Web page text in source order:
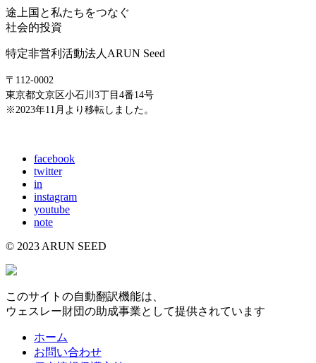
途上国と私たちをつなぐ
社会的投資
特定非営利活動法人ARUN Seed
〒112-0002
東京都文京区小石川3丁目4番14号
※2023年11月より移転しました。
facebook
twitter
in
instagram
youtube
note
© 2023 ARUN SEED
このサイトの自動翻訳機能は、
ウェスレー財団の助成事業として提供されています
ホーム
お問い合わせ